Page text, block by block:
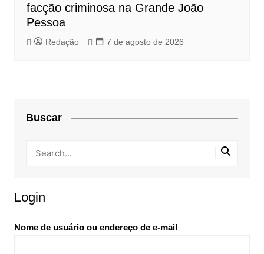
facção criminosa na Grande João
Pessoa
Redação 7 de agosto de 2026
Buscar
Login
Nome de usuário ou endereço de e-mail